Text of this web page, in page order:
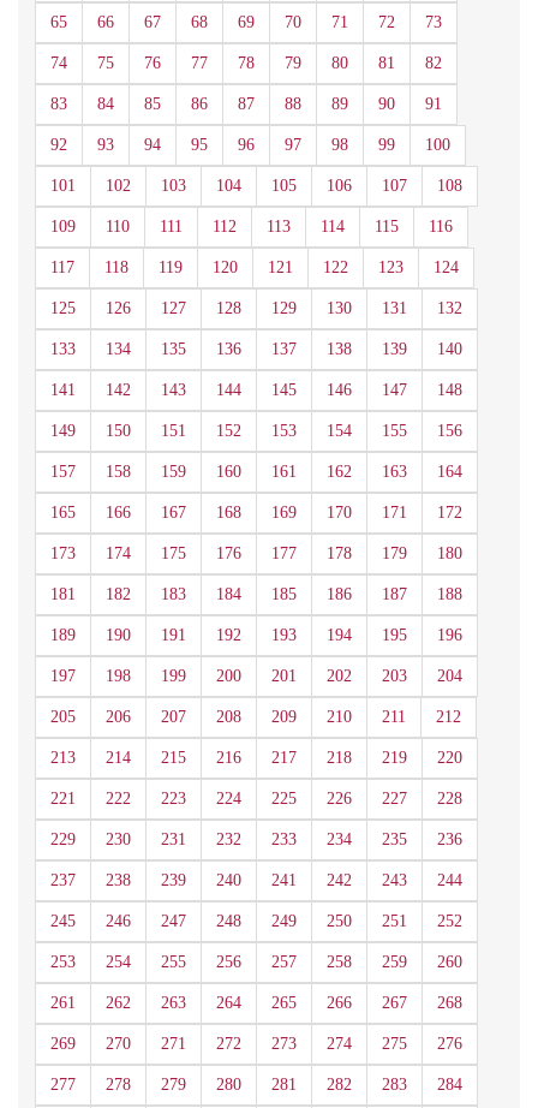
65 66 67 68 69 70 71 72 73
74 75 76 77 78 79 80 81 82
83 84 85 86 87 88 89 90 91
92 93 94 95 96 97 98 99 100
101 102 103 104 105 106 107 108
109 110 111 112 113 114 115 116
117 118 119 120 121 122 123 124
125 126 127 128 129 130 131 132
133 134 135 136 137 138 139 140
141 142 143 144 145 146 147 148
149 150 151 152 153 154 155 156
157 158 159 160 161 162 163 164
165 166 167 168 169 170 171 172
173 174 175 176 177 178 179 180
181 182 183 184 185 186 187 188
189 190 191 192 193 194 195 196
197 198 199 200 201 202 203 204
205 206 207 208 209 210 211 212
213 214 215 216 217 218 219 220
221 222 223 224 225 226 227 228
229 230 231 232 233 234 235 236
237 238 239 240 241 242 243 244
245 246 247 248 249 250 251 252
253 254 255 256 257 258 259 260
261 262 263 264 265 266 267 268
269 270 271 272 273 274 275 276
277 278 279 280 281 282 283 284